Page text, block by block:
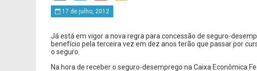
17 de julho, 2012
Já está em vigor a nova regra para concessão de seguro-
benefício pela terceira vez em dez anos terão que passar por
o seguro.
Na hora de receber o seguro-desemprego na Caixa Econômica